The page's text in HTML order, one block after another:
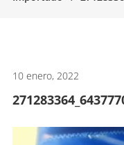
10 enero, 2022